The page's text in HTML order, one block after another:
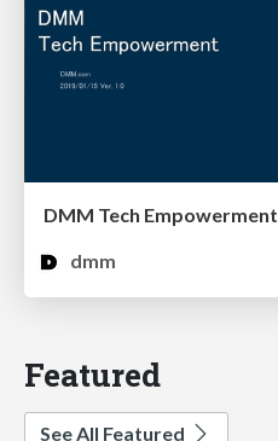
DMM Tech Empowerment
dmm
Featured
See All Featured